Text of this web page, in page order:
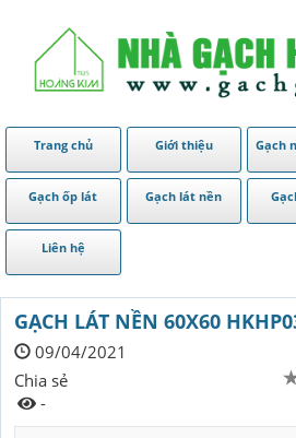
Trang chủ Giới thiệu Gạch
Gạch ốp lát Gạch lát nền
Liên hệ
GẠCH LÁT NỀN 60X60
09/04/2021
Chia sẻ
-